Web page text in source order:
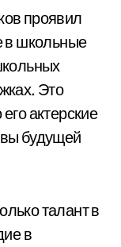
проявил
в школьные
Это
актерские
будущей
талант в
в